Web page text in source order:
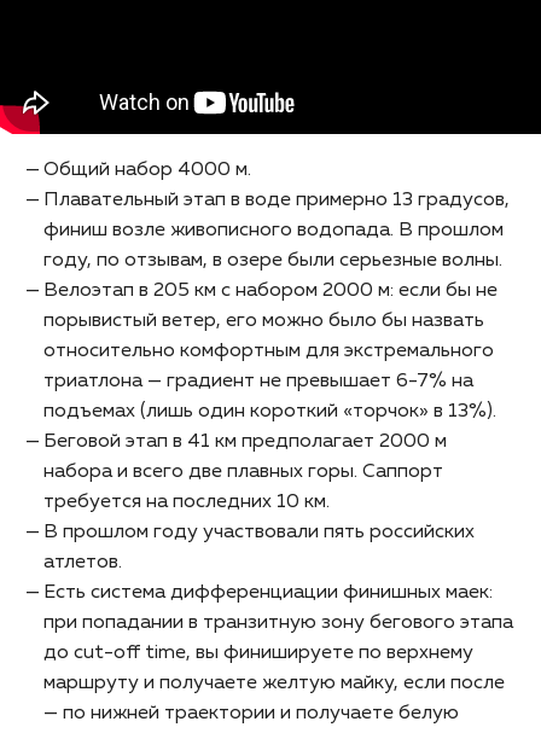
Общий набор 4000 м.
Плавательный этап в воде примерно 13 градусов,
финиш возле живописного водопада. В прошлом
году, по отзывам, в озере были серьезные волны.
Велоэтап в 205 км с набором 2000 м: если бы не
порывистый ветер, его можно было бы назвать
относительно комфортным для экстремального
триатлона — градиент не превышает 6-7% на
подъемах (лишь один короткий «торчок» в 13%).
Беговой этап в 41 км предполагает 2000 м
набора и всего две плавных горы. Саппорт
требуется на последних 10 км.
В прошлом году участвовали пять российских
атлетов.
Есть система дифференциации финишных маек:
при попадании в транзитную зону бегового этапа
до cut-off time, вы финишируете по верхнему
маршруту и получаете желтую майку, если после
— по нижней траектории и получаете белую